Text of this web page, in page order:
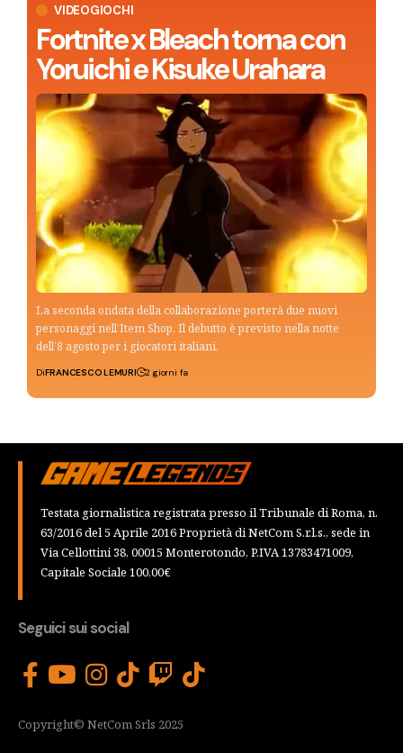
VIDEOGIOCHI
Fortnite x Bleach torna con
Yoruichi e Kisuke Urahara
La seconda ondata della collaborazione porterà due nuovi
personaggi nell’Item Shop. Il debutto è previsto nella notte
dell’8 agosto per i giocatori italiani.
DiFRANCESCO LEMURI 2 giorni fa
Testata giornalistica registrata presso il Tribunale di Roma, n.
63/2016 del 5 Aprile 2016 Proprietà di NetCom S.r.l.s., sede in
Via Cellottini 38, 00015 Monterotondo, P.IVA 13783471009,
Capitale Sociale 100,00€
Seguici sui social
Copyright© NetCom Srls 2025